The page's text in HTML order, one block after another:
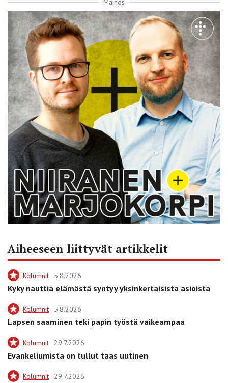
Mainos
Aiheeseen liittyvät artikkelit
Kolumnit 5.8.2026
Kyky nauttia elämästä syntyy yksinkertaisista asioista
Kolumnit 5.8.2026
Lapsen saaminen teki papin työstä vaikeampaa
Kolumnit 29.7.2026
Evankeliumista on tullut taas uutinen
Kolumnit 29.7.2026